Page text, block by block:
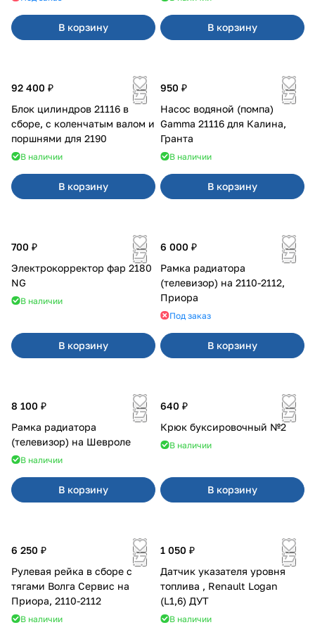
В корзину В корзину
92 400 ₽
Блок цилиндров 21116 в
сборе, с коленчатым валом и
поршнями для 2190
В наличии
В корзину
950 ₽
Насос водяной (помпа)
Gamma 21116 для Калина,
Гранта
В наличии
В корзину
700 ₽
Электрокорректор фар 2180
NG
В наличии
В корзину
6 000 ₽
Рамка радиатора
(телевизор) на 2110-2112,
Приора
Под заказ
В корзину
8 100 ₽
Рамка радиатора
(телевизор) на Шевроле
В наличии
В корзину
640 ₽
Крюк буксировочный №2
В наличии
В корзину
6 250 ₽
Рулевая рейка в сборе с
тягами Волга Сервис на
Приора, 2110-2112
В наличии
1 050 ₽
Датчик указателя уровня
топлива , Renault Logan
(L1,6) ДУТ
В наличии